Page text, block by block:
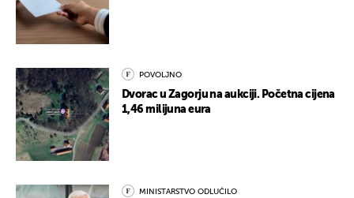
POVOLJNO
Dvorac u Zagorju na aukciji. Početna cijena
1,46 milijuna eura
MINISTARSTVO ODLUČILO